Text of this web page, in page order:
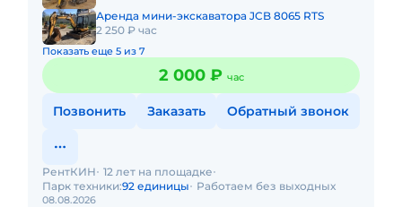
Аренда мини-экскаватора JCB 8065 RTS
2 250 ₽ час
Показать еще 5 из 7
2 000 ₽ час
Позвонить Заказать Обратный звонок
08.08.2026
РентКИН 12 лет на площадке
Парк техники:92 единицы Работаем без выходных